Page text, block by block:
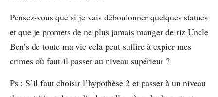
Pensez-vous que si je vais déboulonner quelques statues
et que je promets de ne plus jamais manger de riz Uncle
Ben’s de toute ma vie cela peut suffire à expier mes
crimes où faut-il passer au niveau supérieur ?
Ps : S’il faut choisir l’hypothèse 2 et passer à un niveau